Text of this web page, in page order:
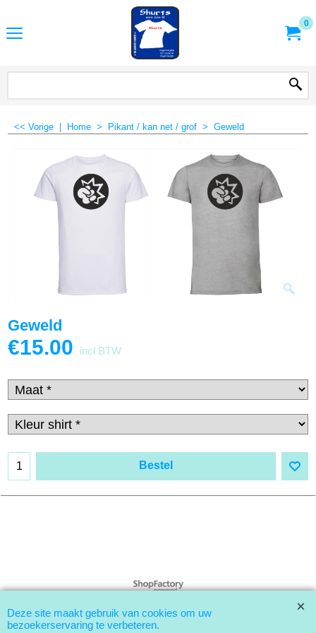
0
<< Vorige Home > Pikant / kan net / grof > Geweld
Geweld
€15.00 incl BTW
Bestel
Webwinkel gemaakt met
ShopFactory webwinkel
Deze site maakt gebruik van cookies om uw
bezoekerservaring te verbeteren.